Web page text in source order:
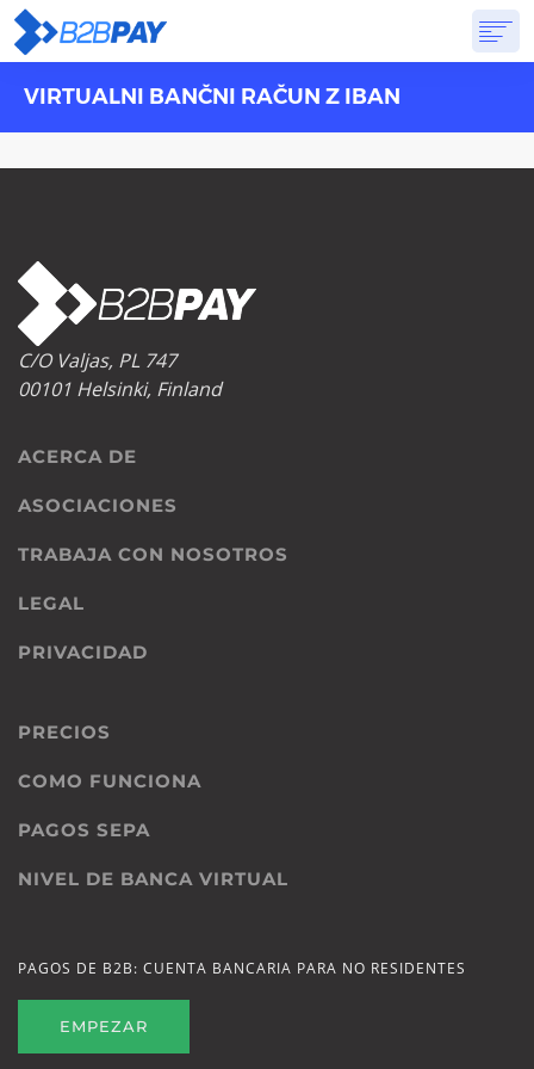
ACERCA DE SOLUCIONESBANCA VIRTUALPRICING
VIRTUALNI BANČNI RAČUN Z IBAN
C/O Valjas, PL 747
00101 Helsinki, Finland
ACERCA DE
ASOCIACIONES
TRABAJA CON NOSOTROS
LEGAL
PRIVACIDAD
PRECIOS
COMO FUNCIONA
PAGOS SEPA
NIVEL DE BANCA VIRTUAL
PAGOS DE B2B: CUENTA BANCARIA PARA NO RESIDENTES
EMPEZAR